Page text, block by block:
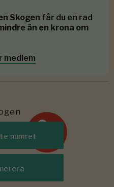
Skogen får du en rad
än en krona om
medlem
6-7
numret